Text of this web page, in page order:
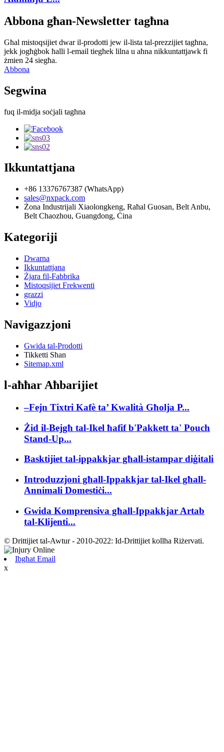
Abbona għan-Newsletter tagħna
Għal mistoqsijiet dwar il-prodotti jew il-lista tal-prezzijiet tagħna,
jekk jogħġbok ħalli l-email tiegħek lilna u aħna nikkuntattjawk fi
żmien 24 siegħa.
Abbona
Segwina
fuq il-midja soċjali tagħna
Ikkuntattjana
+86 13376767387 (WhatsApp)
sales@nxpack.com
Żona Industrijali Xiaolongkeng, Raħal Guosan, Belt Anbu,
Belt Chaozhou, Guangdong, Ċina
Kategoriji
Dwarna
Ikkuntattjana
Żjara fil-Fabbrika
Mistoqsijiet Frekwenti
grazzi
Vidjo
Navigazzjoni
Gwida tal-Prodotti
Tikketti Sħan
Sitemap.xml
l-aħħar Aħbarijiet
–Fejn Tixtri Kafè ta’ Kwalità Għolja P...
Żid il-Bejgħ tal-Ikel ħafif b'Pakkett ta' Pouch
Stand-Up...
Basktijiet tal-ippakkjar għall-istampar diġitali
Introduzzjoni għall-Ippakkjar tal-Ikel għall-
Annimali Domestiċi...
Gwida Komprensiva għall-Ippakkjar Artab
tal-Klijenti...
© Drittijiet tal-Awtur - 2010-2022: Id-Drittijiet kollha Riżervati.
Ibgħat Email
x